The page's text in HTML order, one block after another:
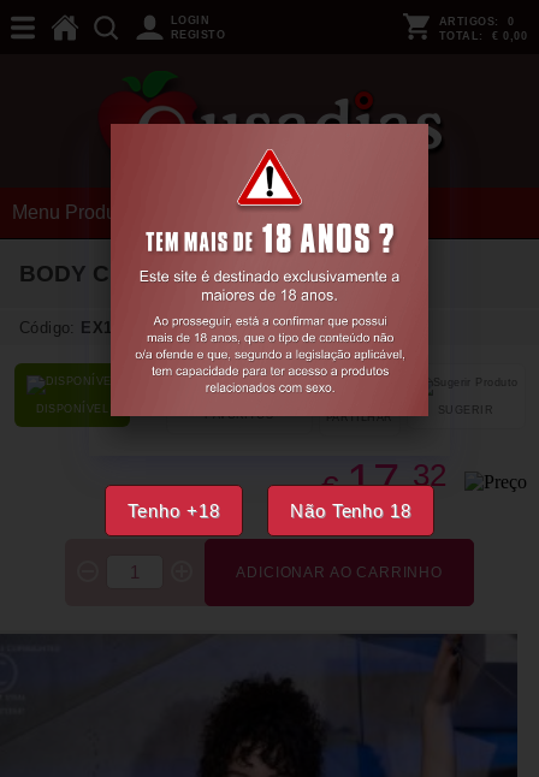
Tenho +18 Não Tenho 18
LOGIN
REGISTO
ARTIGOS: 0
TOTAL: € 0,00
Menu Produtos
BODY CR-4396 BRANCO NEON
Código: EX18351
DISPONÍVEL SUGERIR
PARTILHAR
FAVORITOS
€17,32
ADICIONAR AO CARRINHO